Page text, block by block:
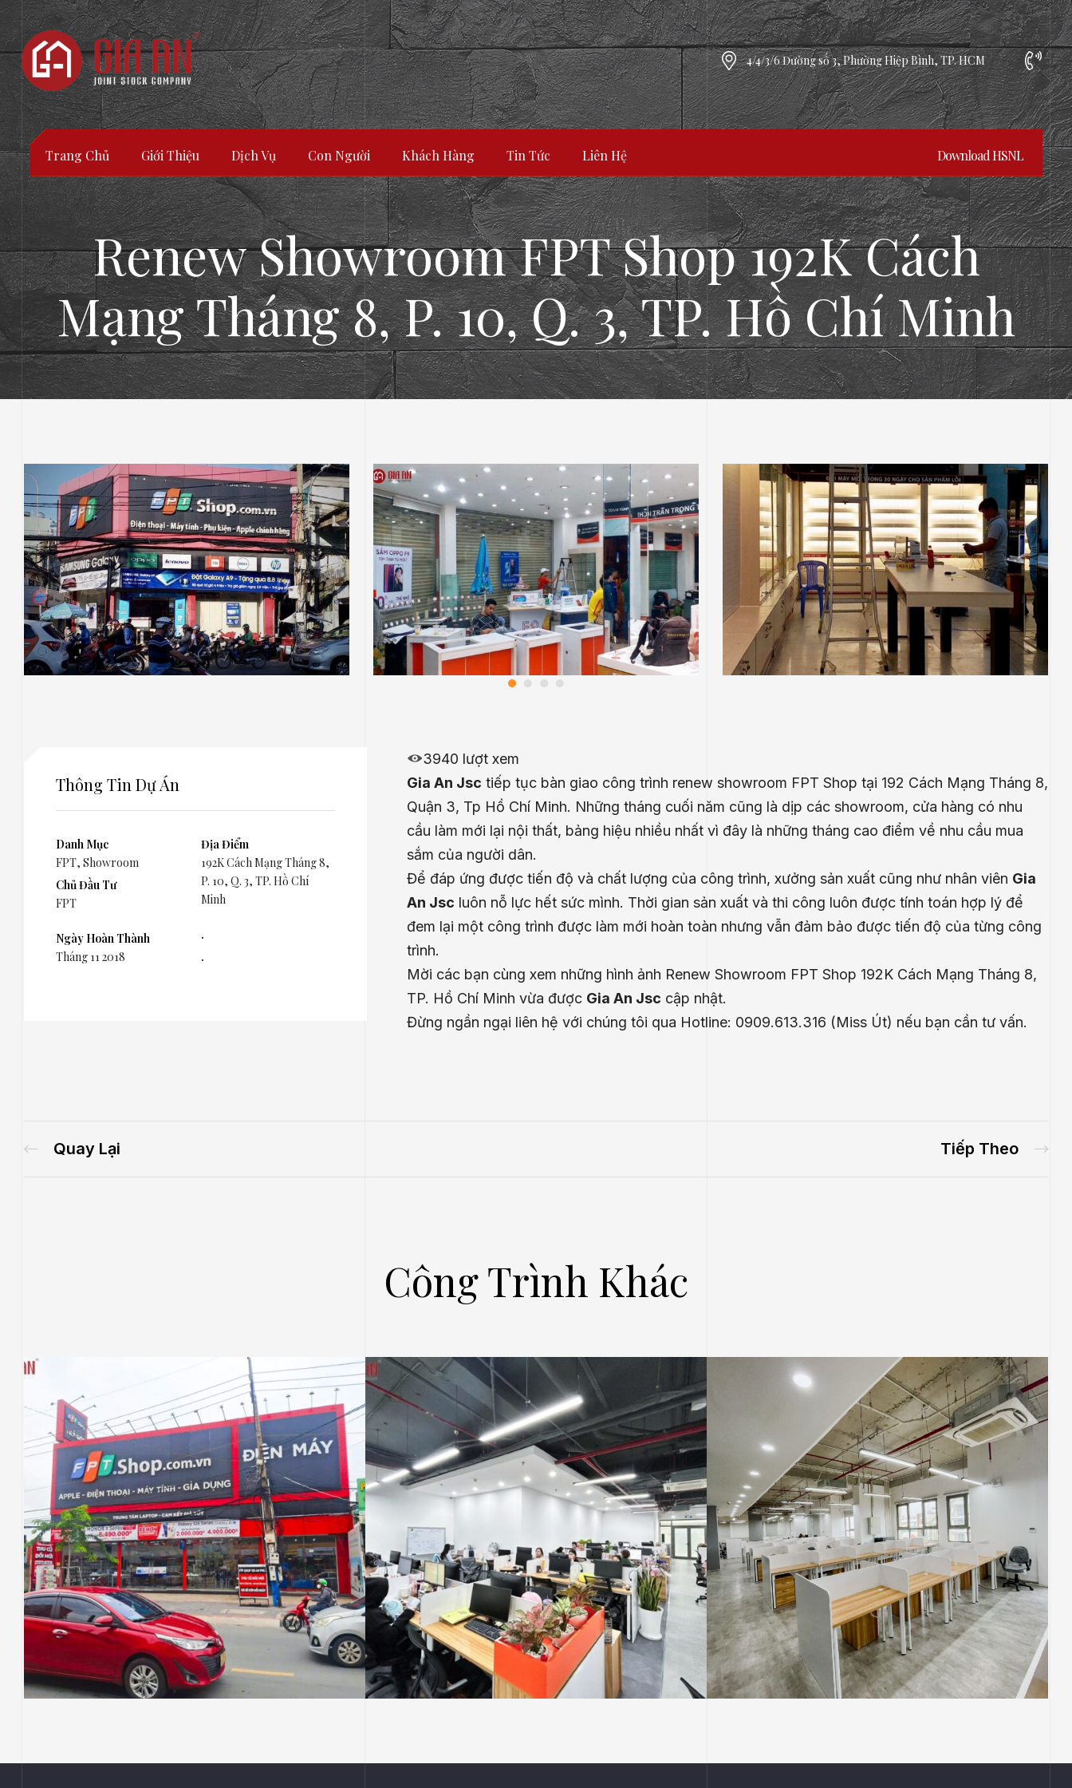
4/4/3/6 Đường số 3, Phường Hiệp Bình, TP. HCM
Trang Chủ Giới Thiệu Dịch Vụ Con Người Khách Hàng Tin Tức Liên Hệ Download HSNL
Renew Showroom FPT Shop 192K Cách
Mạng Tháng 8, P. 10, Q. 3, TP. Hồ Chí Minh
Thông Tin Dự Án
Danh Mục
FPT, Showroom
Chủ Đầu Tư
FPT
Ngày Hoàn Thành
Tháng 11 2018
Địa Điểm
192K Cách Mạng Tháng 8,
P. 10, Q. 3, TP. Hồ Chí
Minh
.
.
3940 lượt xem
Gia An Jsc tiếp tục bàn giao công trình renew showroom FPT Shop tại 192 Cách Mạng Tháng 8,
Quận 3, Tp Hồ Chí Minh. Những tháng cuối năm cũng là dịp các showroom, cửa hàng có nhu
cầu làm mới lại nội thất, bảng hiệu nhiều nhất vì đây là những tháng cao điểm về nhu cầu mua
sắm của người dân.
Để đáp ứng được tiến độ và chất lượng của công trình, xưởng sản xuất cũng như nhân viên Gia
An Jsc luôn nỗ lực hết sức mình. Thời gian sản xuất và thi công luôn được tính toán hợp lý để
đem lại một công trình được làm mới hoàn toàn nhưng vẫn đảm bảo được tiến độ của từng công
trình.
Mời các bạn cùng xem những hình ảnh Renew Showroom FPT Shop 192K Cách Mạng Tháng 8,
TP. Hồ Chí Minh vừa được Gia An Jsc cập nhật.
Đừng ngần ngại liên hệ với chúng tôi qua Hotline: 0909.613.316 (Miss Út) nếu bạn cần tư vấn.
Quay Lại Tiếp Theo
Công Trình Khác
Thiết Kế Thi Công Mở Rộng Showroom FPT
FPT VĂN PHÒNG
Thiết Kế Thi Công Văn Phòng Ecom FPT
THIẾT KẾ VĂN PHÒNG
Thiết Kế Thi Công Công Trình Văn Phòng